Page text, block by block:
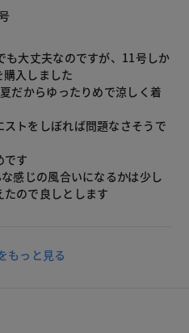
大丈夫なのですが、11号しか
入しました
だからゆったりめで涼しく着
トをしぼれば問題なさそうで
です
感じの風合いになるかは少し
ので良しとします
もっと見る